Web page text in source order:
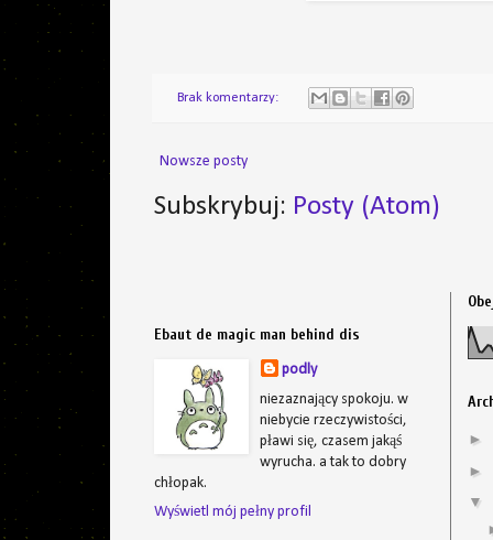
Brak komentarzy:
Nowsze posty
Subskrybuj: Posty (Atom)
Ebaut de magic man behind dis
podly
niezaznający spokoju. w
niebycie rzeczywistości,
pławi się, czasem jakąś
wyrucha. a tak to dobry
chłopak.
Wyświetl mój pełny profil
►
►
▼